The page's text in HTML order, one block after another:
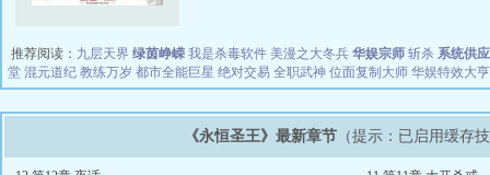
推荐阅读： 九层天界 绿茵峥嵘 我是杀毒软件 美漫之大冬兵 华娱宗师 斩杀 系统供
堂 混元道纪 教练万岁 都市全能巨星 绝对交易 全职武神 位面复制大师 华娱特效大亨
《永恒圣王》最新章节 （提示：已启用缓存